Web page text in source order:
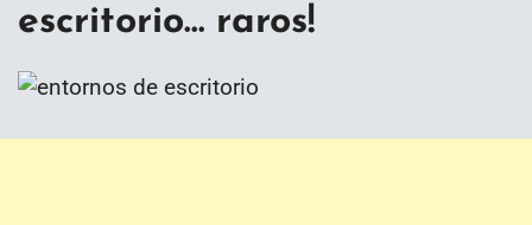
escritorio… raros!